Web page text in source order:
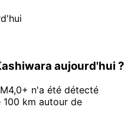
aujourd'hui ?
n'a été détecté
km autour de